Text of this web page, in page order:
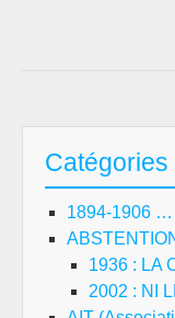
Catégories
1894-1906 …
1936 : LA
2002 : NI